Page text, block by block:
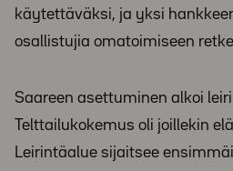
käytettäväksi, ja yksi
osallistujia omatoimiseen
Saareen asettuminen alkoi
Telttailukokemus oli joillekin
Leirintäalue sijaitsee